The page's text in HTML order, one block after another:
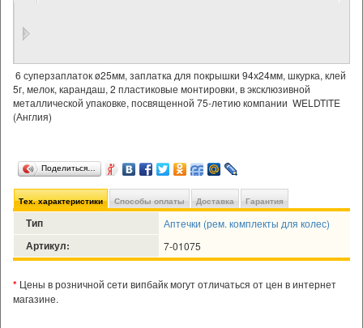
6 суперзаплаток ø25мм, заплатка для покрышки 94х24мм, шкурка, клей
5г, мелок, карандаш, 2 пластиковые монтировки, в эксклюзивной
металлической упаковке, посвященной 75-летию компании WELDTITE
(Англия)
Поделиться…
Тех. характеристики Способы оплаты Доставка Гарантия
Тип Аптечки (рем. комплекты для колес)
Артикул: 7-01075
* Цены в розничной сети випбайк могут отличаться от цен в интернет
магазине.